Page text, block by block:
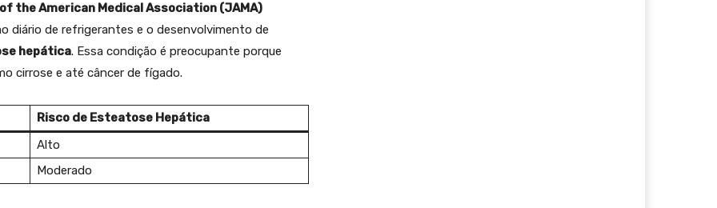
the American Medical Association (JAMA)
diário de refrigerantes e o desenvolvimento de
hepática. Essa condição é preocupante porque
cirrose e até câncer de fígado.
Risco de Esteatose Hepática
Alto
Moderado